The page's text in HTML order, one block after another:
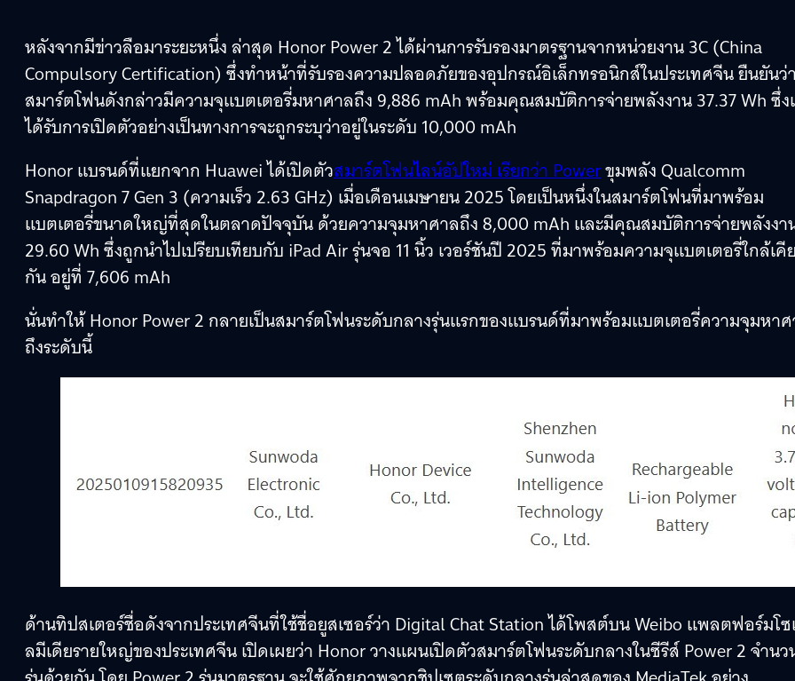
หลังจากมีข่าวลือมาระยะหนึ่ง ล่าสุด Honor Power 2 ได้ผ่านการรับรองมาตรฐานจากหน่วยงาน 3C (China
Compulsory Certification) ซึ่งทำหน้าที่รับรองความปลอดภัยของอุปกรณ์อิเล็กทรอนิกส์ในประเทศจีน ยืนยันว่า
สมาร์ตโฟนดังกล่าวมีความจุแบตเตอรี่มหาศาลถึง 9,886 mAh พร้อมคุณสมบัติการจ่ายพลังงาน 37.37 Wh ซึ่ง
ได้รับการเปิดตัวอย่างเป็นทางการจะถูกระบุว่าอยู่ในระดับ 10,000 mAh
Honor แบรนด์ที่แยกจาก Huawei ได้เปิดตัวสมาร์ตโฟนไลน์อัปใหม่ เรียกว่า Powerขุมพลัง Qualcomm
Snapdragon 7 Gen 3 (ความเร็ว 2.63 GHz) เมื่อเดือนเมษายน 2025 โดยเป็นหนึ่งในสมาร์ตโฟนที่มาพร้อม
แบตเตอรี่ขนาดใหญ่ที่สุดในตลาดปัจจุบัน ด้วยความจุมหาศาลถึง 8,000 mAh และมีคุณสมบัติการจ่ายพลังงา
29.60 Wh ซึ่งถูกนำไปเปรียบเทียบกับ iPad Air รุ่นจอ 11 นิ้ว เวอร์ชันปี 2025 ที่มาพร้อมความจุแบตเตอรี่ใกล้เคี
กัน อยู่ที่ 7,606 mAh
นั่นทำให้ Honor Power 2 กลายเป็นสมาร์ตโฟนระดับกลางรุ่นแรกของแบรนด์ที่มาพร้อมแบตเตอรี่ความจุมหา
ถึงระดับนี้
ด้านทิปสเตอร์ชื่อดังจากประเทศจีนที่ใช้ชื่อยูสเซอร์ว่า Digital Chat Station ได้โพสต์บน Weibo แพลตฟอร์มโซ
ลมีเดียรายใหญ่ของประเทศจีน เปิดเผยว่า Honor วางแผนเปิดตัวสมาร์ตโฟนระดับกลางในซีรีส์ Power 2 จำนว